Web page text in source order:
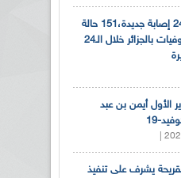
كورونا :247 إصابة جديدة،151 حالة
شفاء و8 وفيات بالجزائر خلال الـ24
الأول أيمن بن عبد
19
يشرف على تنفيذ